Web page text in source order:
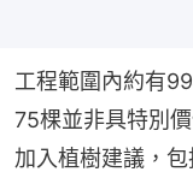
工程範圍內約有
75棵並非具特別
加入植樹建議，